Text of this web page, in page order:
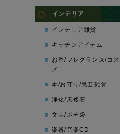
インテリア
インテリア雑貨
キッチンアイテム
お香/フレグランス/コス
メ
本/お守り/民芸雑貨
浄化/天然石
文具/ポチ袋
楽器/音楽CD